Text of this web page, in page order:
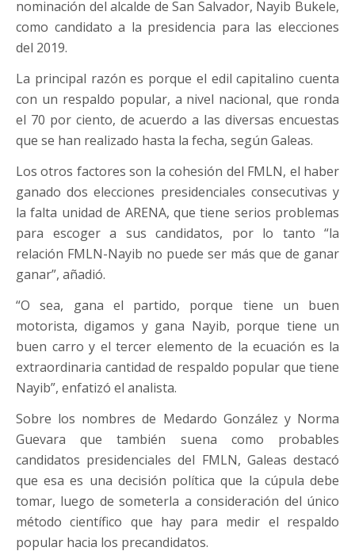
nominación del alcalde de San Salvador, Nayib Bukele,
como candidato a la presidencia para las elecciones
del 2019.
La principal razón es porque el edil capitalino cuenta
con un respaldo popular, a nivel nacional, que ronda
el 70 por ciento, de acuerdo a las diversas encuestas
que se han realizado hasta la fecha, según Galeas.
Los otros factores son la cohesión del FMLN, el haber
ganado dos elecciones presidenciales consecutivas y
la falta unidad de ARENA, que tiene serios problemas
para escoger a sus candidatos, por lo tanto “la
relación FMLN-Nayib no puede ser más que de ganar
ganar”, añadió.
“O sea, gana el partido, porque tiene un buen
motorista, digamos y gana Nayib, porque tiene un
buen carro y el tercer elemento de la ecuación es la
extraordinaria cantidad de respaldo popular que tiene
Nayib”, enfatizó el analista.
Sobre los nombres de Medardo González y Norma
Guevara que también suena como probables
candidatos presidenciales del FMLN, Galeas destacó
que esa es una decisión política que la cúpula debe
tomar, luego de someterla a consideración del único
método científico que hay para medir el respaldo
popular hacia los precandidatos.